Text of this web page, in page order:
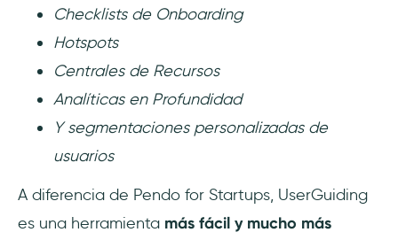
Checklists de Onboarding
Hotspots
Centrales de Recursos
Analíticas en Profundidad
Y segmentaciones personalizadas de
usuarios
A diferencia de Pendo for Startups, UserGuiding
es una herramienta más fácil y mucho más